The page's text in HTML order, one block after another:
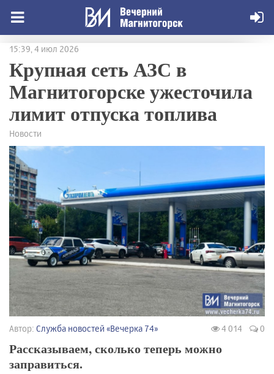
15:39, 4 июл 2026
Крупная сеть АЗС в
Магнитогорске ужесточила
лимит отпуска топлива
Новости
Автор: Служба новостей «Вечерка 74» 4 014 0
Рассказываем, сколько теперь можно
заправиться.